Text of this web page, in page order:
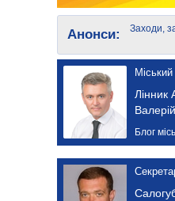
Анонси:
Заходи,
Лінник
Блог